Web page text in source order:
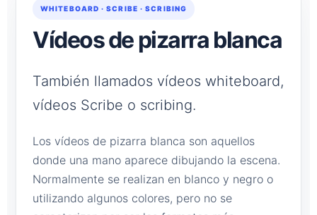
WHITEBOARD · SCRIBE · SCRIBING
Vídeos de pizarra blanca
También llamados vídeos whiteboard,
vídeos Scribe o scribing.
Los vídeos de pizarra blanca son aquellos
donde una mano aparece dibujando la escena.
Normalmente se realizan en blanco y negro o
utilizando algunos colores, pero no se